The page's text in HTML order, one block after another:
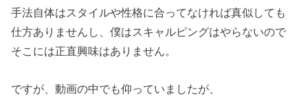
手法自体はスタイルや性格に合ってなければ真似しても
仕方ありませんし、僕はスキャルピングはやらないので
そこには正直興味はありません。
ですが、動画の中でも仰っていましたが、